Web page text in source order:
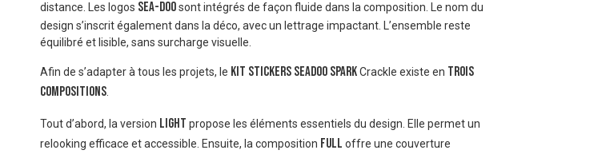
distance. Les logos Sea-Doosont intégrés de façon fluide dans la composition. Le nom du
design s’inscrit également dans la déco, avec un lettrage impactant. L’ensemble reste
équilibré et lisible, sans surcharge visuelle.
Afin de s’adapter à tous les projets, le Kit stickers Seadoo SparkCrackle existe en trois
compositions
Tout d’abord, la version Light propose les éléments essentiels du design. Elle permet un
relooking efficace et accessible. Ensuite, la composition Full offre une couverture